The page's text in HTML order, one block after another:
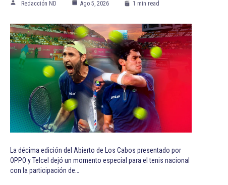
Redacción ND Ago 5, 2026 1 min read
La décima edición del Abierto de Los Cabos presentado por
OPPO y Telcel dejó un momento especial para el tenis nacional
con la participación de…